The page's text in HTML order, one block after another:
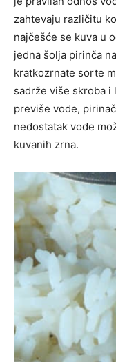
zahtevaju različitu
najčešće se kuva u
jedna šolja pirinča
kratkozrnate sorte
sadrže više skroba i
previše vode,
nedostatak vode
kuvanih zrna.